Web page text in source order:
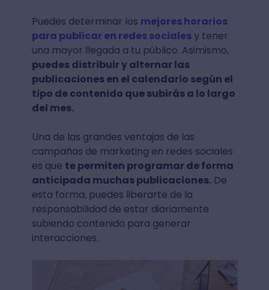
Puedes determinar los mejores horarios
para publicar en redes socialesy tener
una mayor llegada a tu público. Asimismo,
puedes distribuir y alternar las
publicaciones en el calendario según el
tipo de contenido que subirás a lo largo
del mes.
Una de las grandes ventajas de las
campañas de marketing en redes sociales
es que te permiten programar de forma
anticipada muchas publicaciones.De
esta forma, puedes liberarte de la
responsabilidad de estar diariamente
subiendo contenido para generar
interacciones.